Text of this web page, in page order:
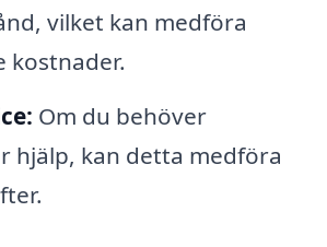
vilket kan medföra
kostnader.
Om du behöver
hjälp, kan detta medföra